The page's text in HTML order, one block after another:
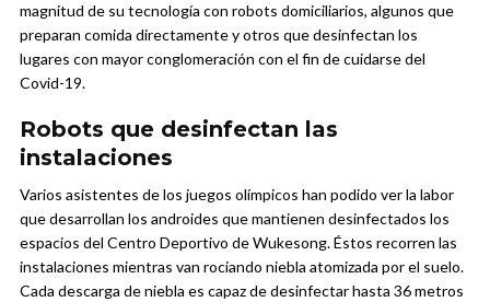
magnitud de su tecnología con robots domiciliarios, algunos que
preparan comida directamente y otros que desinfectan los
lugares con mayor conglomeración con el fin de cuidarse del
Covid-19.
Robots que desinfectan las
instalaciones
Varios asistentes de los juegos olímpicos han podido ver la labor
que desarrollan los androides que mantienen desinfectados los
espacios del Centro Deportivo de Wukesong. Éstos recorren las
instalaciones mientras van rociando niebla atomizada por el suelo.
Cada descarga de niebla es capaz de desinfectar hasta 36 metros